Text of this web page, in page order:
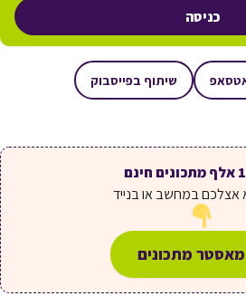
כניסה
שיתוף בפייסבוק
אצלכם במחשב או בנייד
מאסטר מתכונים